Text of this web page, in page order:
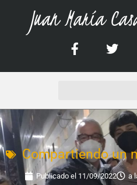
Juan María
Compartiendo un
Publicado el 11/09/2022 a